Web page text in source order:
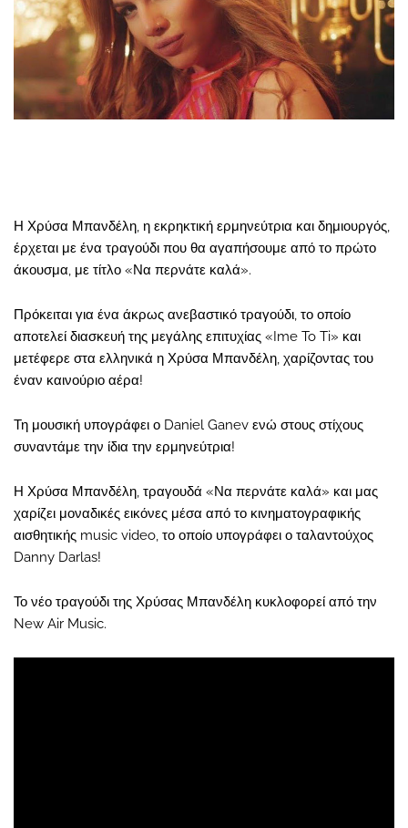
Η Χρύσα Μπανδέλη, η εκρηκτική ερμηνεύτρια και δημιουργός,
έρχεται με ένα τραγούδι που θα αγαπήσουμε από το πρώτο
άκουσμα, με τίτλο «Να περνάτε καλά».
Πρόκειται για ένα άκρως ανεβαστικό τραγούδι, το οποίο
αποτελεί διασκευή της μεγάλης επιτυχίας «Ime To Ti» και
μετέφερε στα ελληνικά η Χρύσα Μπανδέλη, χαρίζοντας του
έναν καινούριο αέρα!
Τη μουσική υπογράφει ο Daniel Ganev ενώ στους στίχους
συναντάμε την ίδια την ερμηνεύτρια!
Η Χρύσα Μπανδέλη, τραγουδά «Να περνάτε καλά» και μας
χαρίζει μοναδικές εικόνες μέσα από το κινηματογραφικής
αισθητικής music video, το οποίο υπογράφει ο ταλαντούχος
Danny Darlas!
Το νέο τραγούδι της Χρύσας Μπανδέλη κυκλοφορεί από την
New Air Music.